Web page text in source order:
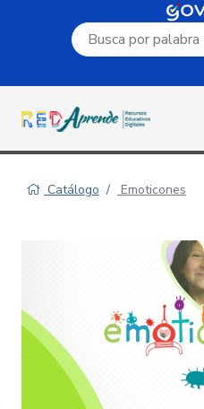
Campo de
Catálogo Emoticones